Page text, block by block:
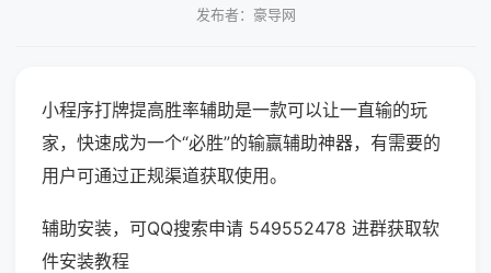
发布者：豪导网
小程序打牌提高胜率辅助是一款可以让一直输的玩
家，快速成为一个“必胜”的输赢辅助神器，有需要的
用户可通过正规渠道获取使用。
辅助安装，可QQ搜索申请 549552478 进群获取软
件安装教程